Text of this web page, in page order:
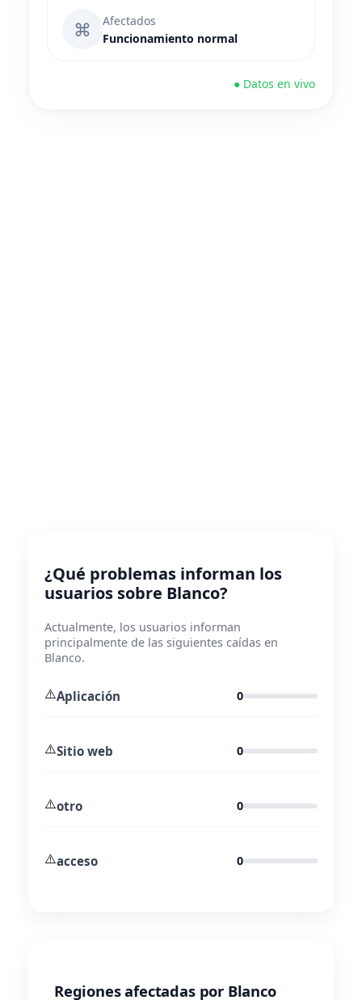
⌘
Afectados
Funcionamiento normal
● Datos en vivo
¿Qué problemas informan los
usuarios sobre Blanco?
Actualmente, los usuarios informan
principalmente de las siguientes caídas en
Blanco.
⚠️Aplicación 0
⚠️Sitio web 0
⚠️otro 0
⚠️acceso 0
Regiones afectadas por Blanco